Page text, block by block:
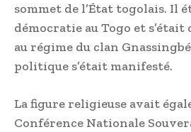
sommet de l’État togolais. Il
démocratie au Togo et
au régime du clan
politique s’était manifesté.
La figure religieuse avait
Conférence Nationale